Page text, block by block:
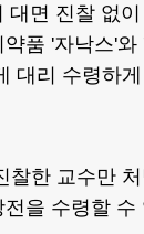
면 진찰 없
품 '자낙스'
대리 수령하
찰한 교수만
을 수령할